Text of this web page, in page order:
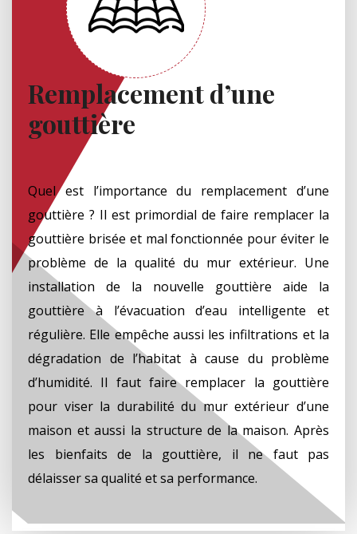
Remplacement d’une
gouttière
Quel est l’importance du remplacement d’une
gouttière ? Il est primordial de faire remplacer la
gouttière brisée et mal fonctionnée pour éviter le
problème de la qualité du mur extérieur. Une
installation de la nouvelle gouttière aide la
gouttière à l’évacuation d’eau intelligente et
régulière. Elle empêche aussi les infiltrations et la
dégradation de l’habitat à cause du problème
d’humidité. Il faut faire remplacer la gouttière
pour viser la durabilité du mur extérieur d’une
maison et aussi la structure de la maison. Après
les bienfaits de la gouttière, il ne faut pas
délaisser sa qualité et sa performance.